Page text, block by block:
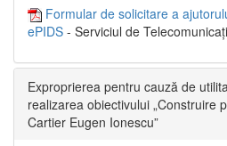
Formular de solicitare a
ePIDS - Serviciul de
Exproprierea pentru cauză de
realizarea obiectivului „Construire
Cartier Eugen Ionescu”